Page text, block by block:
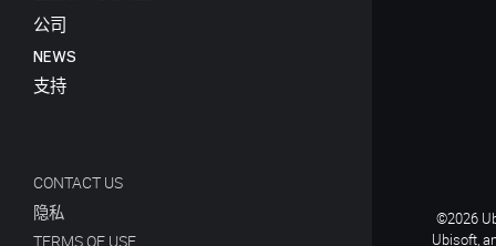
公司
NEWS
支持
CONTACT US
隐私
TERMS OF USE
©2026
Ubisoft,